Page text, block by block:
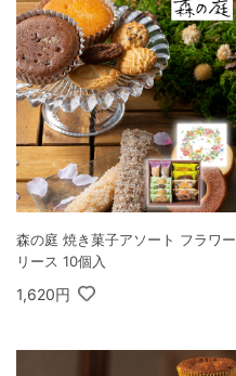
森の庭 焼き菓子アソート フラワー
リース 10個入
1,620円